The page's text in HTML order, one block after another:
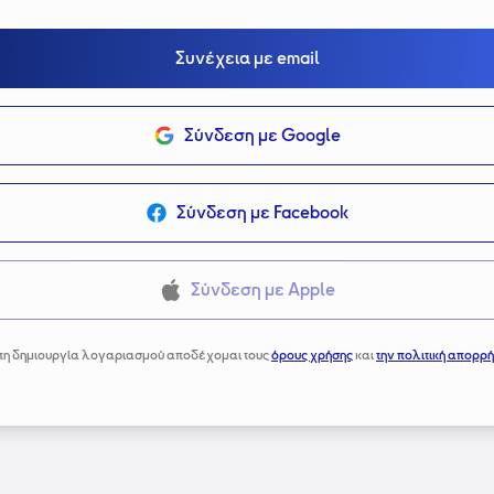
Συνέχεια με email
Σύνδεση με Google
Σύνδεση με Facebook
Σύνδεση με Apple
δημιουργία λογαριασμού αποδέχομαι τουςόρους χρήσηςκαιτην πολιτική